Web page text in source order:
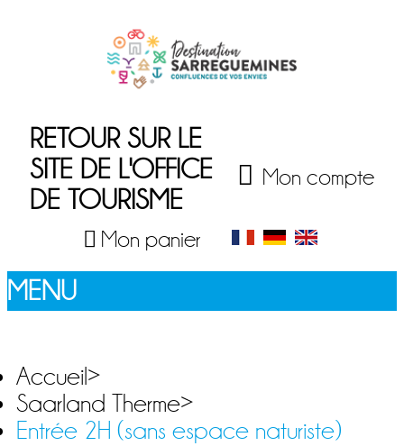
RETOUR SUR LE
SITE DE L'OFFICE
DE TOURISME
Mon compte
Mon panier
MENU
Accueil>
Saarland Therme>
Entrée 2H (sans espace naturiste)